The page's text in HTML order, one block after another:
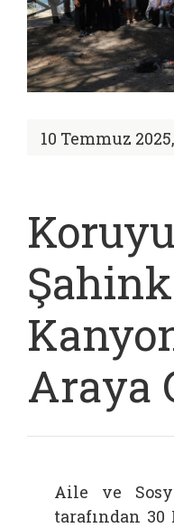
10 Temmuz
Araya
Aile ve
tarafından